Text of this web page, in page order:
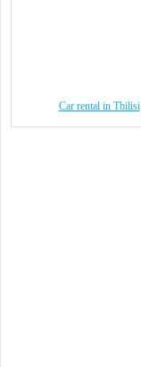
Car rental in Tbilisi